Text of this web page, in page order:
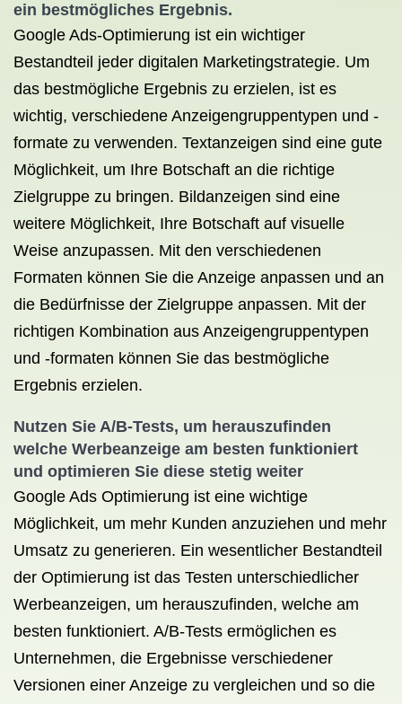
ein bestmögliches Ergebnis.
Google Ads-Optimierung ist ein wichtiger
Bestandteil jeder digitalen Marketingstrategie. Um
das bestmögliche Ergebnis zu erzielen, ist es
wichtig, verschiedene Anzeigengruppentypen und -
formate zu verwenden. Textanzeigen sind eine gute
Möglichkeit, um Ihre Botschaft an die richtige
Zielgruppe zu bringen. Bildanzeigen sind eine
weitere Möglichkeit, Ihre Botschaft auf visuelle
Weise anzupassen. Mit den verschiedenen
Formaten können Sie die Anzeige anpassen und an
die Bedürfnisse der Zielgruppe anpassen. Mit der
richtigen Kombination aus Anzeigengruppentypen
und -formaten können Sie das bestmögliche
Ergebnis erzielen.
Nutzen Sie A/B-Tests, um herauszufinden
welche Werbeanzeige am besten funktioniert
und optimieren Sie diese stetig weiter
Google Ads Optimierung ist eine wichtige
Möglichkeit, um mehr Kunden anzuziehen und mehr
Umsatz zu generieren. Ein wesentlicher Bestandteil
der Optimierung ist das Testen unterschiedlicher
Werbeanzeigen, um herauszufinden, welche am
besten funktioniert. A/B-Tests ermöglichen es
Unternehmen, die Ergebnisse verschiedener
Versionen einer Anzeige zu vergleichen und so die